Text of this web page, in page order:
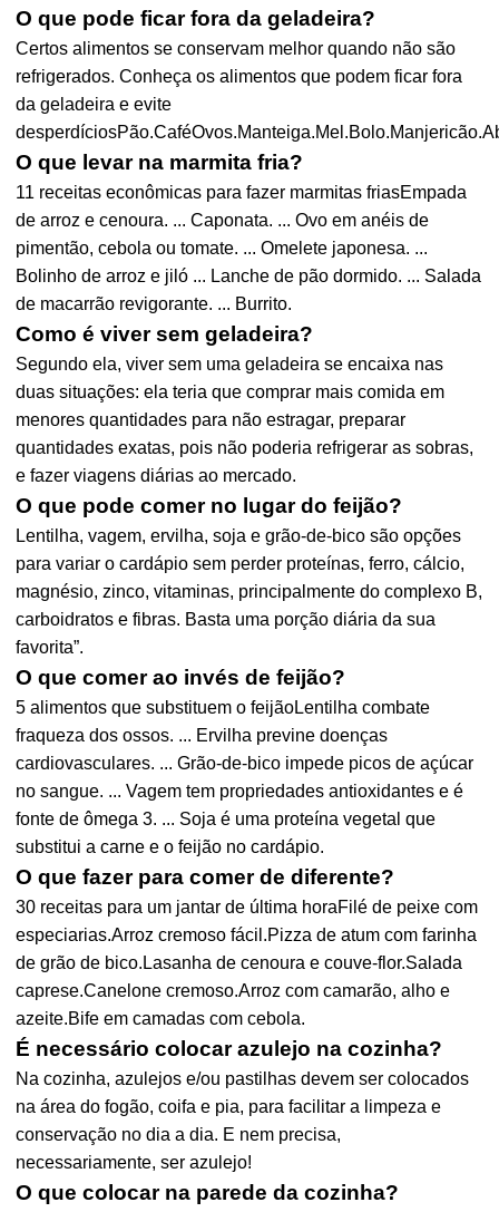
O que pode ficar fora da geladeira?
Certos alimentos se conservam melhor quando não são
refrigerados. Conheça os alimentos que podem ficar fora
da geladeira e evite
O que levar na marmita fria?
11 receitas econômicas para fazer marmitas friasEmpada
de arroz e cenoura. ... Caponata. ... Ovo em anéis de
pimentão, cebola ou tomate. ... Omelete japonesa. ...
Bolinho de arroz e jiló ... Lanche de pão dormido. ... Salada
de macarrão revigorante. ... Burrito.
Como é viver sem geladeira?
Segundo ela, viver sem uma geladeira se encaixa nas
duas situações: ela teria que comprar mais comida em
menores quantidades para não estragar, preparar
quantidades exatas, pois não poderia refrigerar as sobras,
e fazer viagens diárias ao mercado.
O que pode comer no lugar do feijão?
Lentilha, vagem, ervilha, soja e grão-de-bico são opções
para variar o cardápio sem perder proteínas, ferro, cálcio,
magnésio, zinco, vitaminas, principalmente do complexo B,
carboidratos e fibras. Basta uma porção diária da sua
favorita”.
O que comer ao invés de feijão?
5 alimentos que substituem o feijãoLentilha combate
fraqueza dos ossos. ... Ervilha previne doenças
cardiovasculares. ... Grão-de-bico impede picos de açúcar
no sangue. ... Vagem tem propriedades antioxidantes e é
fonte de ômega 3. ... Soja é uma proteína vegetal que
substitui a carne e o feijão no cardápio.
O que fazer para comer de diferente?
30 receitas para um jantar de última horaFilé de peixe com
especiarias.Arroz cremoso fácil.Pizza de atum com farinha
de grão de bico.Lasanha de cenoura e couve-flor.Salada
caprese.Canelone cremoso.Arroz com camarão, alho e
azeite.Bife em camadas com cebola.
É necessário colocar azulejo na cozinha?
Na cozinha, azulejos e/ou pastilhas devem ser colocados
na área do fogão, coifa e pia, para facilitar a limpeza e
conservação no dia a dia. E nem precisa,
necessariamente, ser azulejo!
O que colocar na parede da cozinha?